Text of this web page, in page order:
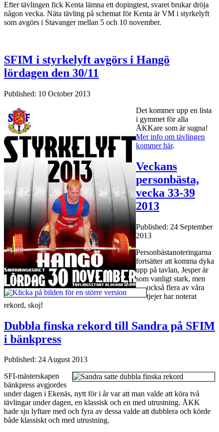
Efter tävlingen fick Kenta lämna ett dopingtest, svaret brukar dröja
någon vecka. Näta tävling på schemat för Kenta är VM i styrkelyft
som avgörs i Stavanger mellan 5 och 10 november.
SFIM i styrkelyft avgörs i Hangö
lördagen den 30/11
Published: 10 October 2013
Det kommer upp en lista
i gymmet för alla
ÅKKare som är sugna!
Mer info om tävlingen
kommer här.
Veckans
personbästa,
vecka 33-39
2013
Published: 24 September
2013
Personbästanoteringarna
fortsätter att komma dyka
upp på tavlan, Jesper är
som vanligt stark, men
också flera av våra
tjejer har noterat
rekord, skoj!
Dubbla finska rekord till Sandra på SFIM
i bänkpress
Published: 24 August 2013
SFI-mästerskapen
bänkpress avgjordes
under dagen i Ekenäs, nytt för i år var att man valde att köra två
tävlingar under dagen, en klassisk och en med utrustning. ÅKK
hade sju lyftare med och fyra av dessa valde att dubblera och körde
både klassiskt och med utrustning.